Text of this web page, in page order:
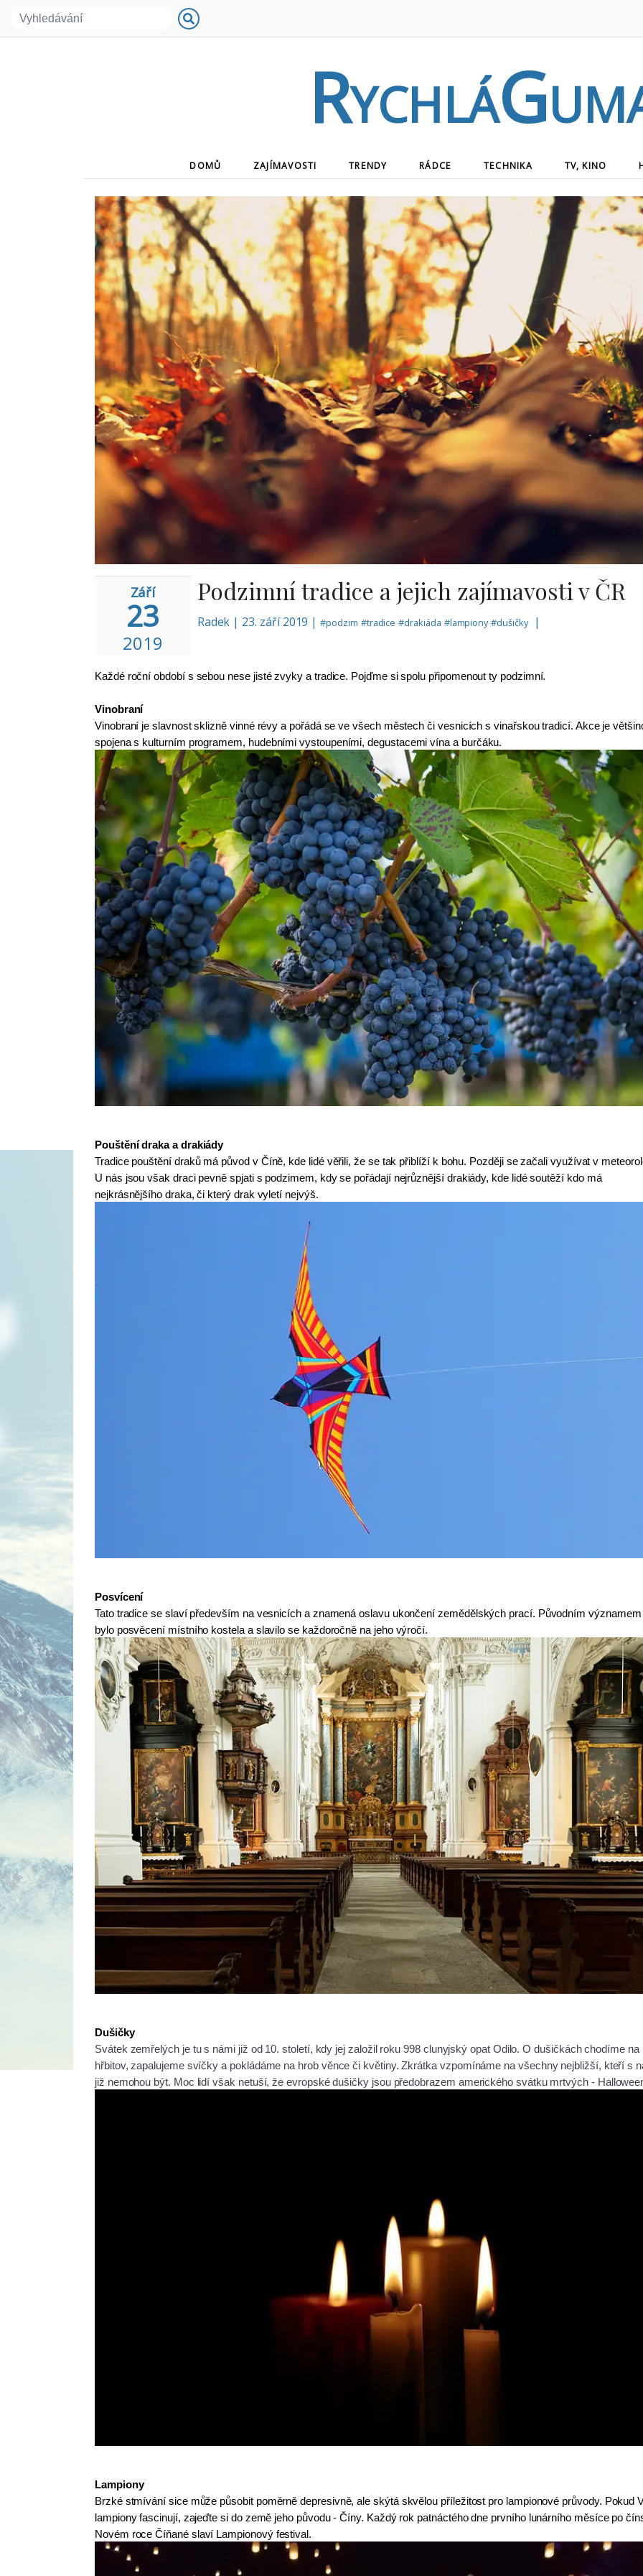
DOMŮ (CURRENT)ZAJÍMAVOSTI TRENDY RÁDCE TECHNIKA TV, KINO
Září
23
2019
Podzimní tradice a jejich zajímavosti v ČR
Radek | 23. září 2019 |#podzim #tradice #drakiáda #lampiony #dušičky |
Každé roční období s sebou nese jisté zvyky a tradice. Pojďme si spolu připomenout ty podzimní.
Vinobraní
Vinobraní je slavnost sklizně vinné révy a pořádá se ve všech městech či vesnicích s vinařskou tradicí. Akce je
spojena s kulturním programem, hudebními vystoupeními, degustacemi vína a burčáku.
Pouštění draka a drakiády
Tradice pouštění draků má původ v Číně, kde lidé věřili, že se tak přiblíží k bohu. Později se začali využívat v
U nás jsou však draci pevně spjati s podzimem, kdy se pořádají nejrůznější drakiády, kde lidé soutěží kdo má
nejkrásnějšího draka, či který drak vyletí nejvýš.
Posvícení
Tato tradice se slaví především na vesnicích a znamená oslavu ukončení zemědělských prací. Původním
bylo posvěcení místního kostela a slavilo se každoročně na jeho výročí.
Dušičky
Svátek zemřelých je tu s námi již od 10. století, kdy jej založil roku 998 clunyjský opat Odilo. O dušičkách chodíme na
hřbitov, zapalujeme svíčky a pokládáme na hrob věnce či květiny. Zkrátka vzpomínáme na všechny nejbližší, kteří s
již nemohou být. Moc lidí však netuší, že evropské dušičky jsou předobrazem amerického svátku mrtvých -
Lampiony
Brzké stmívání sice může působit poměrně depresivně, ale skýtá skvělou příležitost pro lampionové průvody. Pokud
lampiony fascinují, zajeďte si do země jeho původu - Číny. Každý rok patnáctého dne prvního lunárního měsíce po
Novém roce Číňané slaví Lampionový festival.